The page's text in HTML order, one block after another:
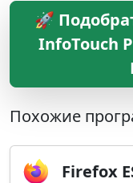
🚀
InfoTouch
Похожие
Firefox